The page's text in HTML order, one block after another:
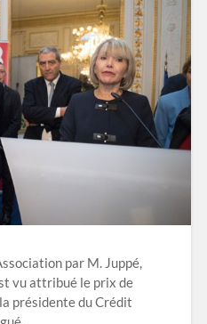
par M. Juppé,
vu attribué le prix de
présidente du Crédit